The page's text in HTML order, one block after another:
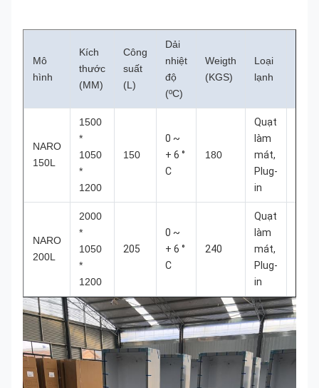
Mô
hình
Kích
thước
(MM)
Công
suất
(L)
Dải
nhiệt
độ
(ºC)
Weigth
(KGS)
Loại
lạnh
NARO
150L
1500
*
1050
*
1200
150
0 ~
+ 6 °
C
180
Quạt
làm
mát,
Plug-
in
NARO
200L
2000
*
1050
*
1200
205
0 ~
+ 6 °
C
240
Quạt
làm
mát,
Plug-
in